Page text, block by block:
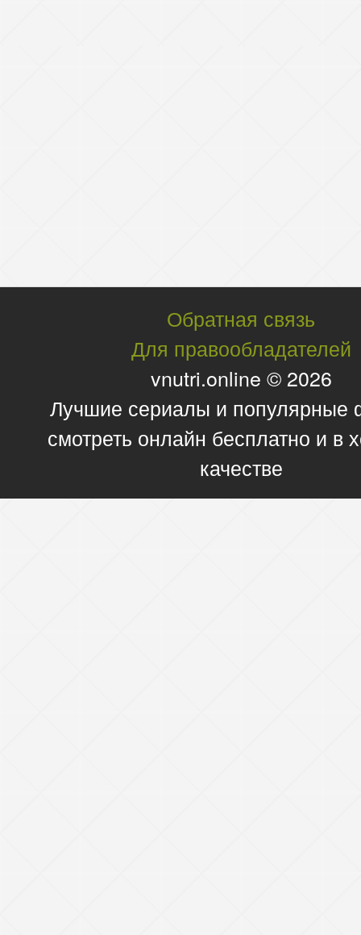
Обратная связь
Для правообладателей
vnutri.online © 2026
Лучшие сериалы и
смотреть онлайн бесплатно и в
качестве